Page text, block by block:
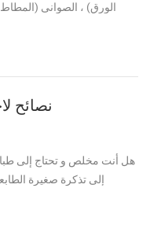
الورق) ، الصوانى (المطاط
نصائح
هل أنت مخلص و تحتاج إلى
إلى تذكرة صغيرة